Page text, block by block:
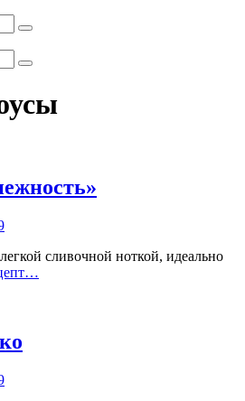
сливочной ноткой, идеально